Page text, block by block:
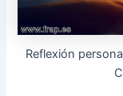
Reflexión